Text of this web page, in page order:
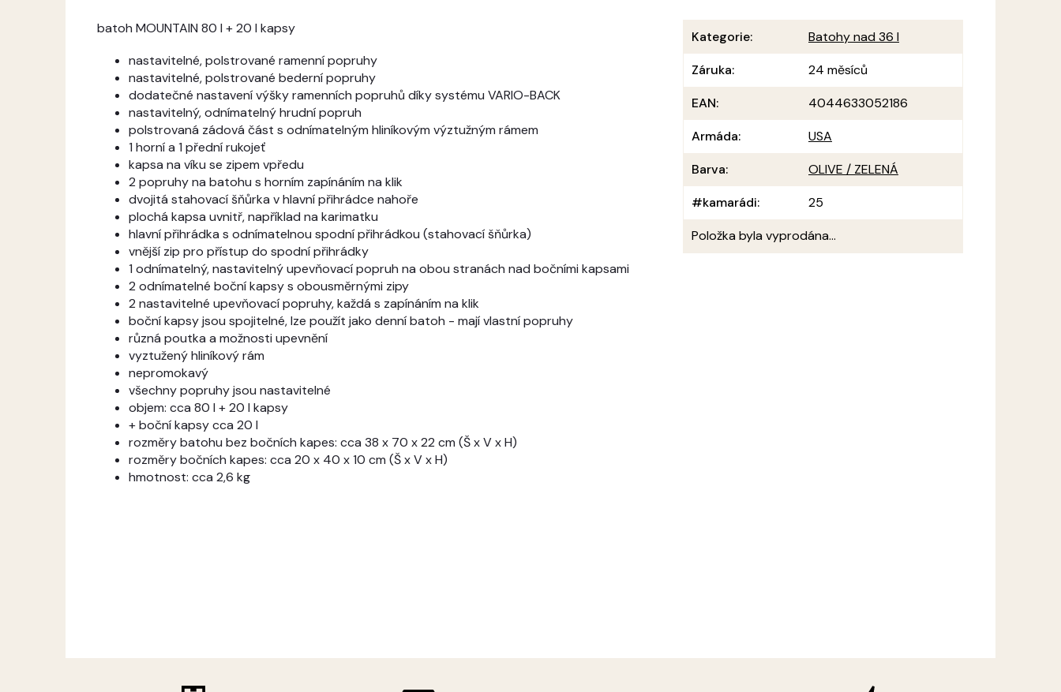
batoh MOUNTAIN 80 l + 20 l kapsy
nastavitelné, polstrované ramenní popruhy
nastavitelné, polstrované bederní popruhy
dodatečné nastavení výšky ramenních popruhů díky systému VARIO-BACK
nastavitelný, odnímatelný hrudní popruh
polstrovaná zádová část s odnímatelným hliníkovým výztužným rámem
1 horní a 1 přední rukojeť
kapsa na víku se zipem vpředu
2 popruhy na batohu s horním zapínáním na klik
dvojitá stahovací šňůrka v hlavní přihrádce nahoře
plochá kapsa uvnitř, například na karimatku
hlavní přihrádka s odnímatelnou spodní přihrádkou (stahovací šňůrka)
vnější zip pro přístup do spodní přihrádky
1 odnímatelný, nastavitelný upevňovací popruh na obou stranách nad bočními kapsami
2 odnímatelné boční kapsy s obousměrnými zipy
2 nastavitelné upevňovací popruhy, každá s zapínáním na klik
boční kapsy jsou spojitelné, lze použít jako denní batoh - mají vlastní popruhy
různá poutka a možnosti upevnění
vyztužený hliníkový rám
nepromokavý
všechny popruhy jsou nastavitelné
objem: cca 80 l + 20 l kapsy
+ boční kapsy cca 20 l
rozměry batohu bez bočních kapes: cca 38 x 70 x 22 cm (Š x V x H)
rozměry bočních kapes: cca 20 x 40 x 10 cm (Š x V x H)
hmotnost: cca 2,6 kg
Kategorie:
Batohy nad 36 l
Záruka:
24 měsíců
EAN:
4044633052186
Armáda:
USA
Barva:
OLIVE / ZELENÁ
#kamarádi:
25
Položka byla vyprodána…